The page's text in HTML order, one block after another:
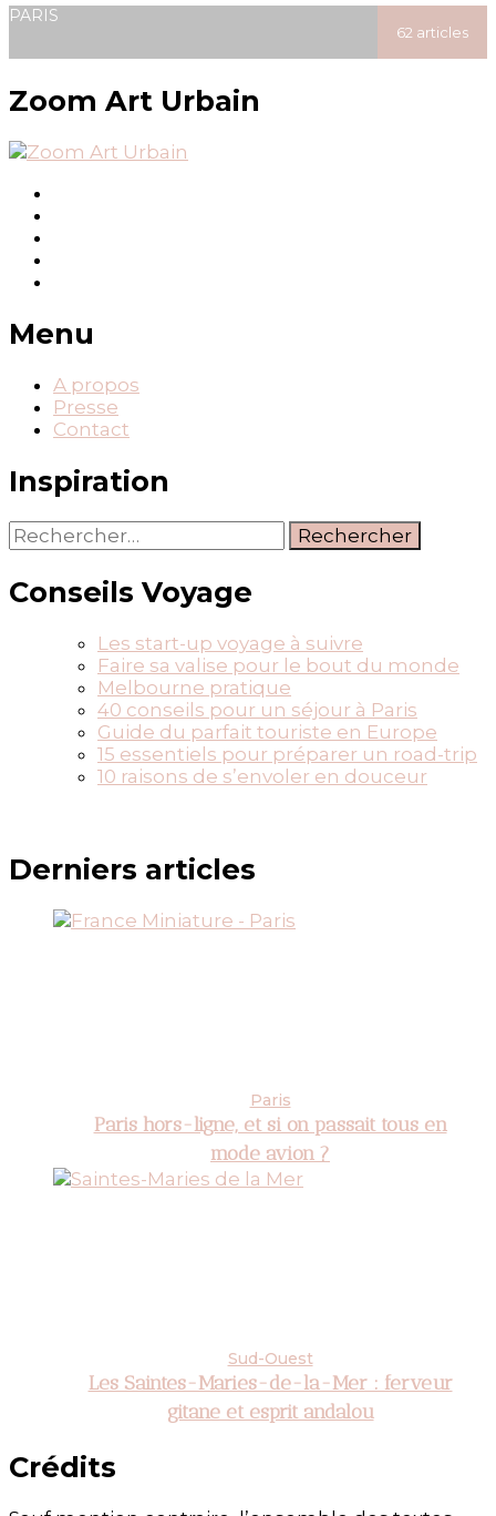
posted
PARIS
62 articles
Zoom Art Urbain
Menu
A propos
Presse
Contact
Inspiration
Rechercher :
Conseils Voyage
Les start-up voyage à suivre
Faire sa valise pour le bout du monde
Melbourne pratique
40 conseils pour un séjour à Paris
Guide du parfait touriste en Europe
15 essentiels pour préparer un road-trip
10 raisons de s’envoler en douceur
Derniers articles
Paris
Paris hors-ligne, et si on passait tous en
mode avion ?
Sud-Ouest
Les Saintes-Maries-de-la-Mer : ferveur
gitane et esprit andalou
Crédits